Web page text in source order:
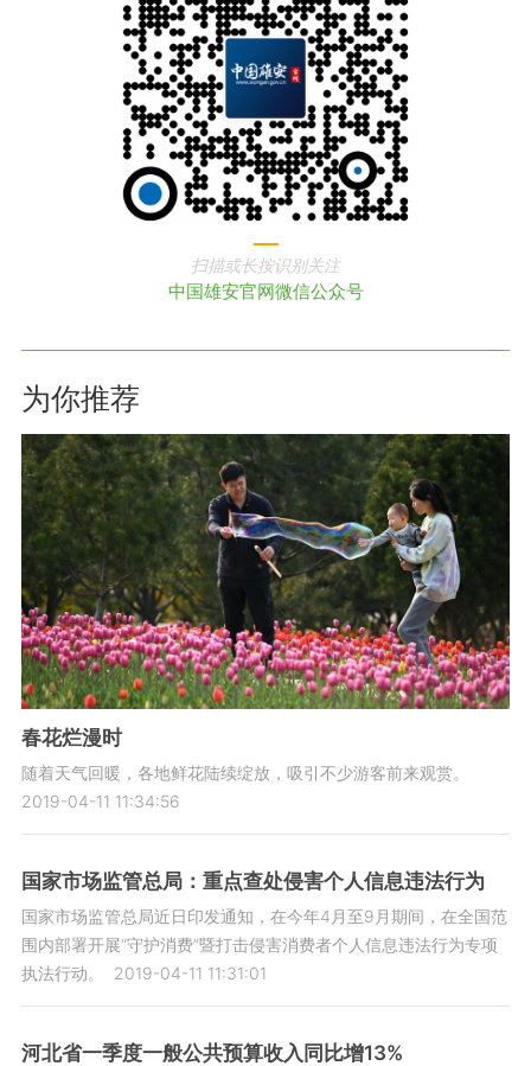
扫描或长按识别关注
中国雄安官网微信公众号
为你推荐
春花烂漫时
随着天气回暖，各地鲜花陆续绽放，吸引不少游客前来观赏。
2019-04-11 11:34:56
国家市场监管总局：重点查处侵害个人信息违法行为
国家市场监管总局近日印发通知，在今年4月至9月期间，在全国范
围内部署开展“守护消费”暨打击侵害消费者个人信息违法行为专项
执法行动。
2019-04-11 11:31:01
河北省一季度一般公共预算收入同比增13%